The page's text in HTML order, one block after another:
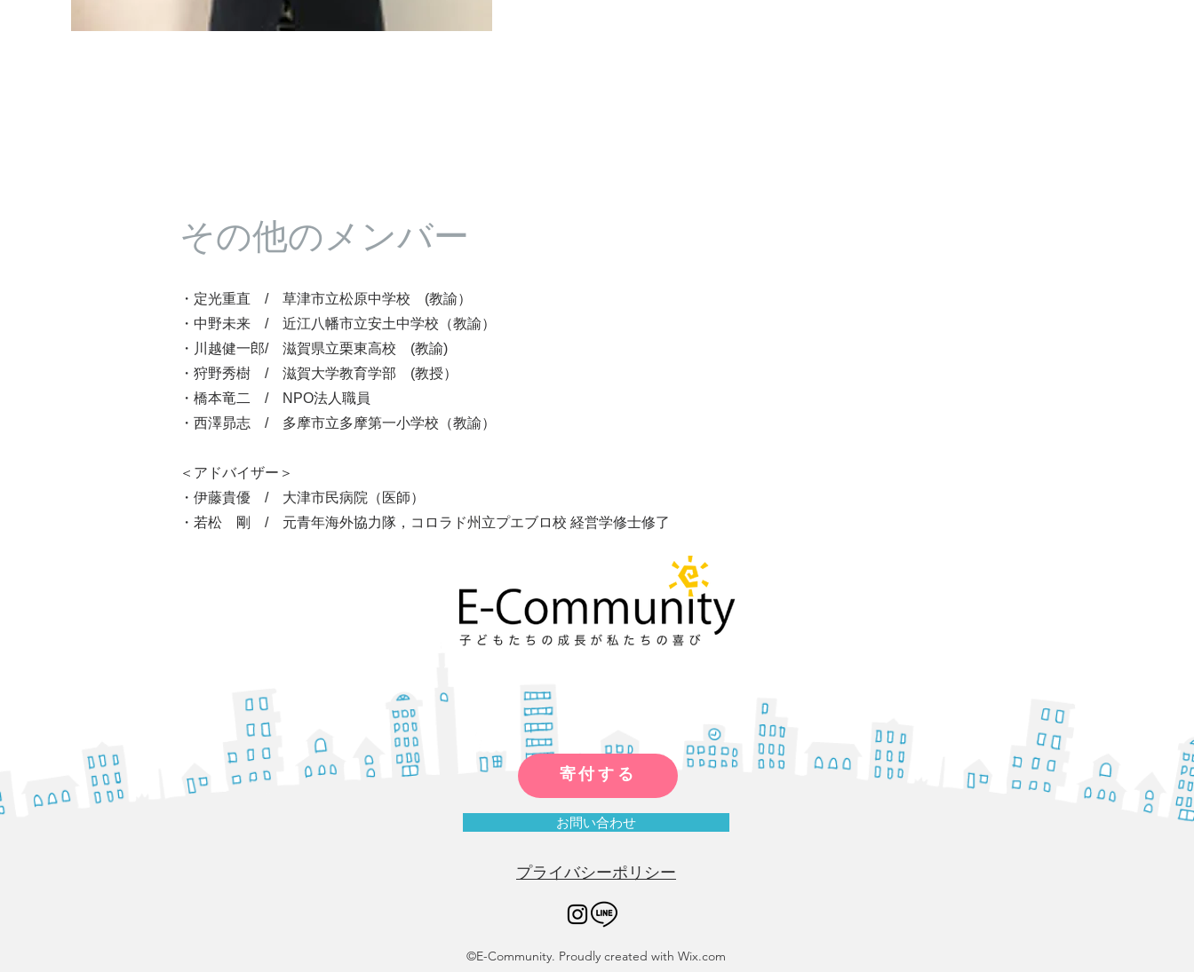
その他のメンバー
・定光重直 / 草津市立松原中学校 (教諭）
・中野未来 / 近江八幡市立安土中学校（教諭）
・川越健一郎/ 滋賀県立栗東高校 (教諭)
・狩野秀樹 / 滋賀大学教育学部 (教授）
・橋本竜二 / NPO法人職員
・西澤昴志 / 多摩市立多摩第一小学校（教諭）
＜アドバイザー＞
・伊藤貴優 / 大津市民病院（医師）
・若松 剛 / 元青年海外協力隊，コロラド州立プエブロ校 経営学修士修了
寄付する
お問い合わせ
プライバシーポリシー
©E-Community. Proudly created with Wix.com